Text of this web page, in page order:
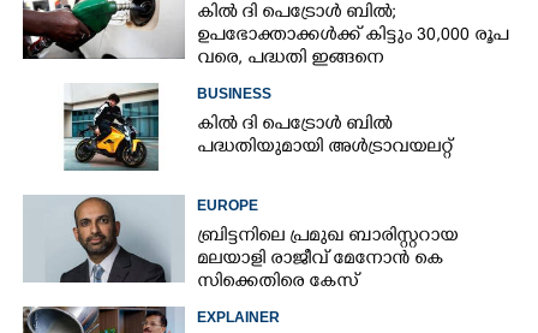
കില്‍ ദി പെട്രോള്‍ ബില്‍;
ഉപഭോക്താക്കള്‍ക്ക് കിട്ടും 30,000 രൂപ
വരെ, പദ്ധതി ഇങ്ങനെ
BUSINESS
കിൽ ദി പെട്രോൾ ബിൽ
പദ്ധതിയുമായി അൾട്രാവയലറ്റ്
EUROPE
ബ്രിട്ടനിലെ പ്രമുഖ ബാരിസ്റ്ററായ
മലയാളി രാജീവ് മേനോൻ കെ
സിക്കെതിരെ കേസ്
EXPLAINER